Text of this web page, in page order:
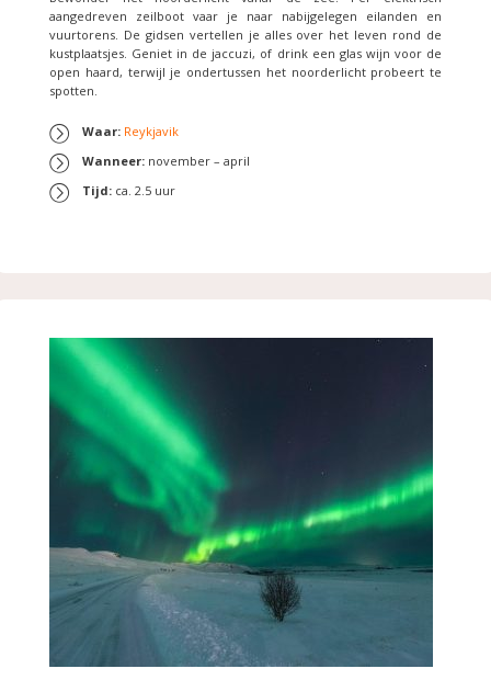
aangedreven zeilboot vaar je naar nabijgelegen eilanden en
vuurtorens. De gidsen vertellen je alles over het leven rond de
kustplaatsjes. Geniet in de jaccuzi, of drink een glas wijn voor de
open haard, terwijl je ondertussen het noorderlicht probeert te
spotten.
Waar: Reykjavik
Wanneer: november – april
Tijd: ca. 2.5 uur